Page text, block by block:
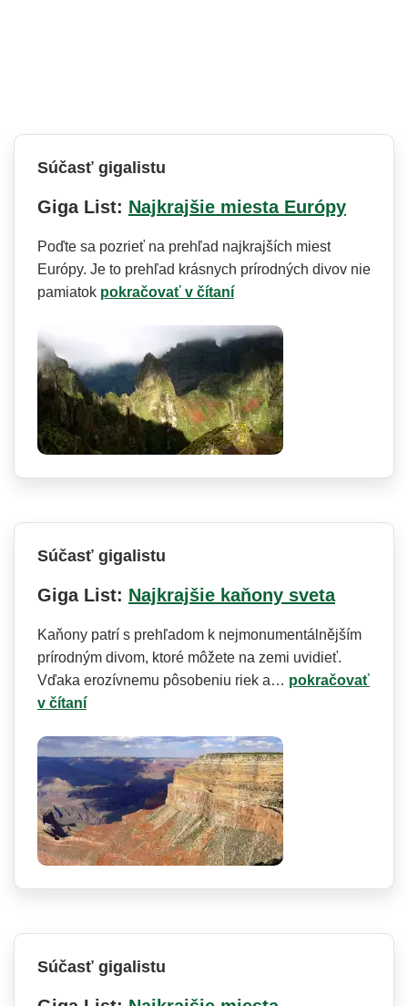
Súčasť gigalistu
Giga List: Najkrajšie miesta Európy
Poďte sa pozrieť na prehľad najkrajších miest
Európy. Je to prehľad krásnych prírodných divov nie
pamiatok pokračovať v čítaní
Súčasť gigalistu
Giga List: Najkrajšie kaňony sveta
Kaňony patrí s prehľadom k nejmonumentál­nějším
prírodným divom, ktoré môžete na zemi uvidieť.
Vďaka erozívnemu pôsobeniu riek a… pokračovať
v čítaní
Súčasť gigalistu